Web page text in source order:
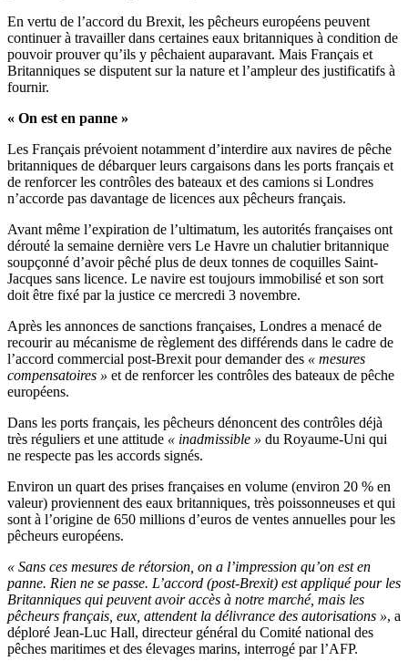
En vertu de l’accord du Brexit, les pêcheurs européens peuvent
continuer à travailler dans certaines eaux britanniques à condition de
pouvoir prouver qu’ils y pêchaient auparavant. Mais Français et
Britanniques se disputent sur la nature et l’ampleur des justificatifs à
fournir.
« On est en panne »
Les Français prévoient notamment d’interdire aux navires de pêche
britanniques de débarquer leurs cargaisons dans les ports français et
de renforcer les contrôles des bateaux et des camions si Londres
n’accorde pas davantage de licences aux pêcheurs français.
Avant même l’expiration de l’ultimatum, les autorités françaises ont
dérouté la semaine dernière vers Le Havre un chalutier britannique
soupçonné d’avoir pêché plus de deux tonnes de coquilles Saint-
Jacques sans licence. Le navire est toujours immobilisé et son sort
doit être fixé par la justice ce mercredi 3 novembre.
Après les annonces de sanctions françaises, Londres a menacé de
recourir au mécanisme de règlement des différends dans le cadre de
l’accord commercial post-Brexit pour demander des « mesures
compensatoires » et de renforcer les contrôles des bateaux de pêche
européens.
Dans les ports français, les pêcheurs dénoncent des contrôles déjà
très réguliers et une attitude « inadmissible » du Royaume-Uni qui
ne respecte pas les accords signés.
Environ un quart des prises françaises en volume (environ 20 % en
valeur) proviennent des eaux britanniques, très poissonneuses et qui
sont à l’origine de 650 millions d’euros de ventes annuelles pour les
pêcheurs européens.
« Sans ces mesures de rétorsion, on a l’impression qu’on est en
panne. Rien ne se passe. L’accord (post-Brexit) est appliqué pour les
Britanniques qui peuvent avoir accès à notre marché, mais les
pêcheurs français, eux, attendent la délivrance des autorisations », a
déploré Jean-Luc Hall, directeur général du Comité national des
pêches maritimes et des élevages marins, interrogé par l’AFP.